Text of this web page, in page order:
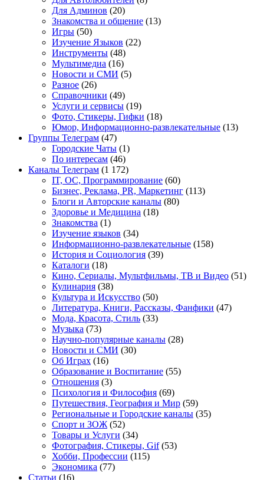
Для Админов (20)
Знакомства и общение (13)
Игры (50)
Изучение Языков (22)
Инструменты (48)
Мультимедиа (16)
Новости и СМИ (5)
Разное (26)
Справочники (49)
Услуги и сервисы (19)
Фото, Стикеры, Гифки (18)
Юмор, Информационно-развлекательные (13)
Группы Телеграм (47)
Городские Чаты (1)
По интересам (46)
Каналы Телеграм (1 172)
IT, ОС, Программирование (60)
Бизнес, Реклама, PR, Маркетинг (113)
Блоги и Авторские каналы (80)
Здоровье и Медицина (18)
Знакомства (1)
Изучение языков (34)
Информационно-развлекательные (158)
История и Социология (39)
Каталоги (18)
Кино, Сериалы, Мультфильмы, ТВ и Видео (51)
Кулинария (38)
Культура и Искусство (50)
Литература, Книги, Рассказы, Фанфики (47)
Мода, Красота, Стиль (33)
Музыка (73)
Научно-популярные каналы (28)
Новости и СМИ (30)
Об Играх (16)
Образование и Воспитание (55)
Отношения (3)
Психология и Философия (69)
Путешествия, География и Мир (59)
Региональные и Городские каналы (35)
Спорт и ЗОЖ(52)
Товары и Услуги (34)
Фотография, Стикеры, Gif(53)
Хобби, Профессии (115)
Экономика (77)
Статьи (16)